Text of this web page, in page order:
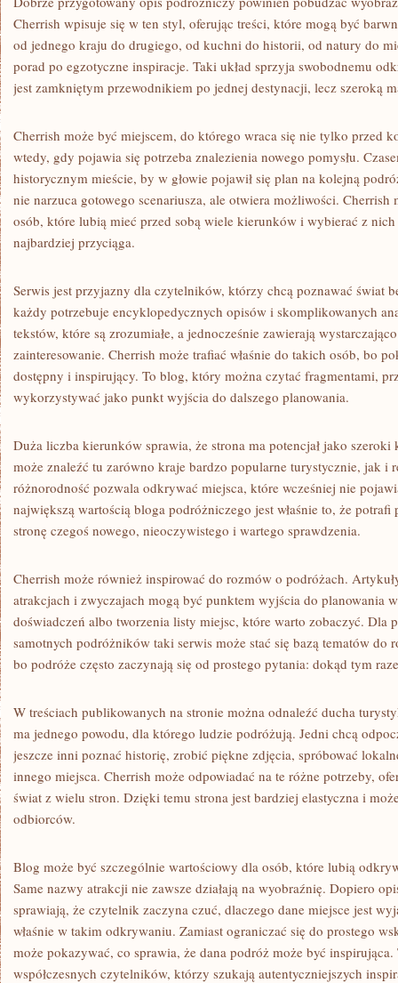
Cherrish wpisuje się w ten styl, oferując treści, które mogą być
od jednego kraju do drugiego, od kuchni do historii, od natury do
porad po egzotyczne inspiracje. Taki układ sprzyja swobodnemu
jest zamkniętym przewodnikiem po jednej destynacji, lecz szeroką
Cherrish może być miejscem, do którego wraca się nie tylko przed
wtedy, gdy pojawia się potrzeba znalezienia nowego pomysłu.
historycznym mieście, by w głowie pojawił się plan na kolejną
nie narzuca gotowego scenariusza, ale otwiera możliwości. Cherrish
osób, które lubią mieć przed sobą wiele kierunków i wybierać z
najbardziej przyciąga.
Serwis jest przyjazny dla czytelników, którzy chcą poznawać świat
każdy potrzebuje encyklopedycznych opisów i skomplikowanych
tekstów, które są zrozumiałe, a jednocześnie zawierają
zainteresowanie. Cherrish może trafiać właśnie do takich osób, bo
dostępny i inspirujący. To blog, który można czytać fragmentami,
wykorzystywać jako punkt wyjścia do dalszego planowania.
Duża liczba kierunków sprawia, że strona ma potencjał jako
może znaleźć tu zarówno kraje bardzo popularne turystycznie, jak i
różnorodność pozwala odkrywać miejsca, które wcześniej nie
największą wartością bloga podróżniczego jest właśnie to, że
stronę czegoś nowego, nieoczywistego i wartego sprawdzenia.
Cherrish może również inspirować do rozmów o podróżach.
atrakcjach i zwyczajach mogą być punktem wyjścia do planowania
doświadczeń albo tworzenia listy miejsc, które warto zobaczyć. Dla
samotnych podróżników taki serwis może stać się bazą tematów do
bo podróże często zaczynają się od prostego pytania: dokąd tym
W treściach publikowanych na stronie można odnaleźć ducha
ma jednego powodu, dla którego ludzie podróżują. Jedni chcą
jeszcze inni poznać historię, zrobić piękne zdjęcia, spróbować
innego miejsca. Cherrish może odpowiadać na te różne potrzeby,
świat z wielu stron. Dzięki temu strona jest bardziej elastyczna i
odbiorców.
Blog może być szczególnie wartościowy dla osób, które lubią
Same nazwy atrakcji nie zawsze działają na wyobraźnię. Dopiero
sprawiają, że czytelnik zaczyna czuć, dlaczego dane miejsce jest
właśnie w takim odkrywaniu. Zamiast ograniczać się do prostego
może pokazywać, co sprawia, że dana podróż może być
współczesnych czytelników, którzy szukają autentyczniejszych